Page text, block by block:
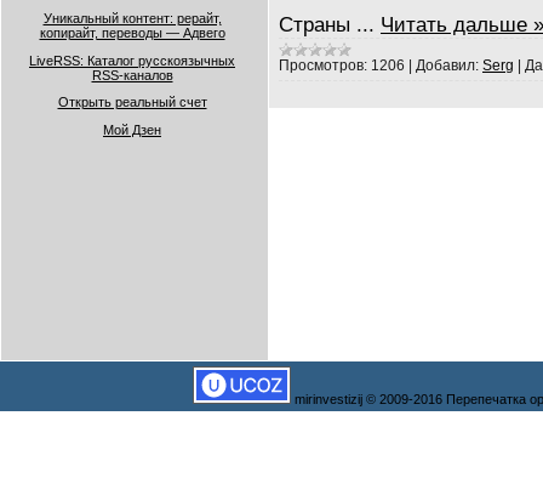
Уникальный контент: рерайт,
копирайт, переводы — Адвего
LiveRSS: Каталог русскоязычных
RSS-каналов
Открыть реальный счет
Мой Дзен
Страны ... Читать дальше »
Просмотров: 1206 | Добавил: Serg |
mirinvestizij © 2009-2016 Перепечатка